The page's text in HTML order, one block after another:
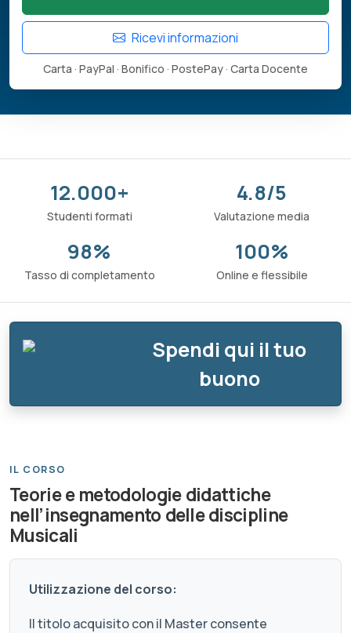
Ricevi informazioni
Carta · PayPal · Bonifico · PostePay · Carta Docente
12.000+
Studenti formati
4.8/5
Valutazione media
98%
Tasso di completamento
100%
Online e flessibile
Spendi qui il tuo
buono
IL CORSO
Teorie e metodologie didattiche
nell’insegnamento delle discipline
Musicali
Utilizzazione del corso:
Il titolo acquisito con il Master consente